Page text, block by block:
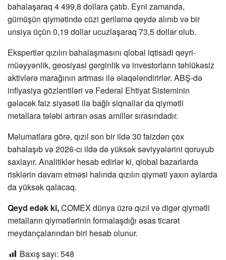
bahalaşaraq 4 499,8 dollara çatıb. Eyni zamanda,
gümüşün qiymətində cüzi geriləmə qeydə alınıb və bir
unsiya üçün 0,19 dollar ucuzlaşaraq 73,5 dollar olub.
Ekspertlər qızılın bahalaşmasını qlobal iqtisadi qeyri-
müəyyənlik, geosiyasi gərginlik və investorların təhlükəsiz
aktivlərə marağının artması ilə əlaqələndirirlər. ABŞ-də
inflyasiya gözləntiləri və Federal Ehtiyat Sisteminin
gələcək faiz siyasəti ilə bağlı siqnallar da qiymətli
metallara tələbi artıran əsas amillər sırasındadır.
Məlumatlara görə, qızıl son bir ildə 30 faizdən çox
bahalaşıb və 2026-cı ildə də yüksək səviyyələrini qoruyub
saxlayır. Analitiklər hesab edirlər ki, qlobal bazarlarda
risklərin davam etməsi halında qızılın qiyməti yaxın aylarda
da yüksək qalacaq.
Qeyd edək ki,COMEX dünya üzrə qızıl və digər qiymətli
metalların qiymətlərinin formalaşdığı əsas ticarət
meydançalarından biri hesab olunur.
Baxış sayı: 548